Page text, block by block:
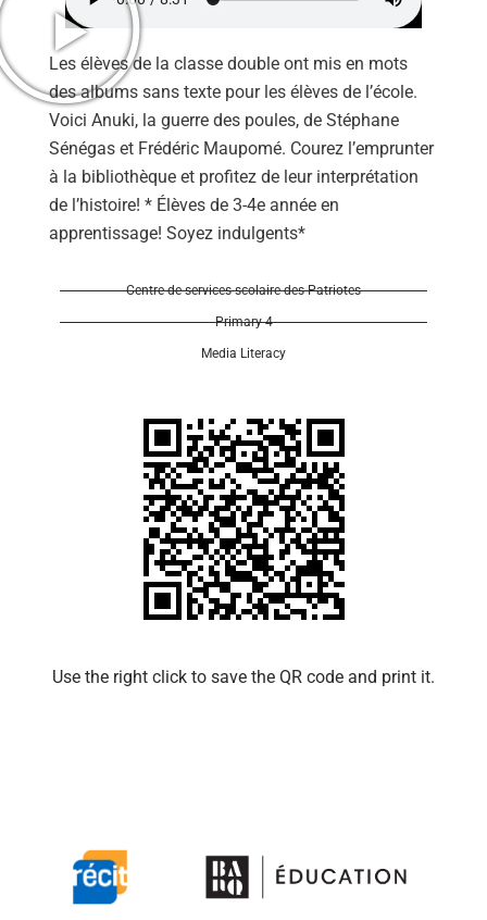
Les élèves de la classe double ont mis en mots
des albums sans texte pour les élèves de l’école.
Voici Anuki, la guerre des poules, de Stéphane
Sénégas et Frédéric Maupomé. Courez l’emprunter
à la bibliothèque et profitez de leur interprétation
de l’histoire! * Élèves de 3-4e année en
apprentissage! Soyez indulgents*
Centre de services scolaire des Patriotes
Primary 4
Media Literacy
Use the right click to save the QR code and print it.​​